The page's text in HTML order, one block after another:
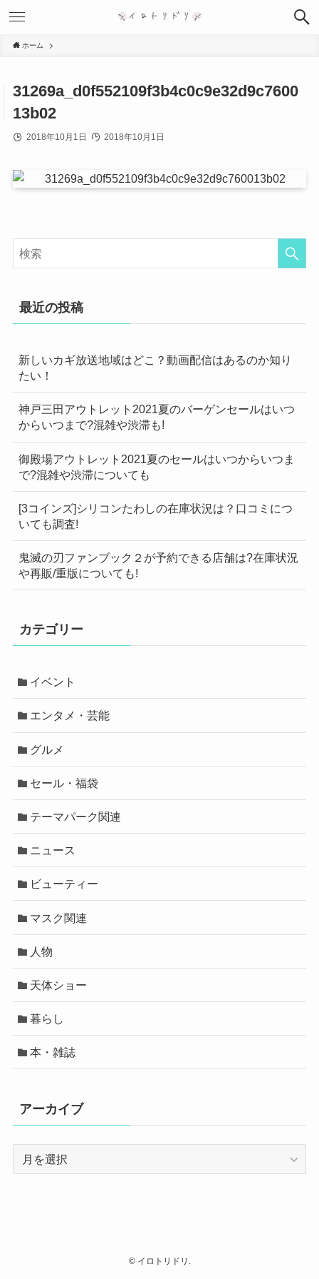
ホーム
31269a_d0f552109f3b4c0c9e32d9c7600
13b02
2018年10月1日 2018年10月1日
最近の投稿
新しいカギ放送地域はどこ？動画配信はあるのか知り
たい！
神戸三田アウトレット2021夏のバーゲンセールはいつ
からいつまで?混雑や渋滞も!
御殿場アウトレット2021夏のセールはいつからいつま
で?混雑や渋滞についても
[3コインズ]シリコンたわしの在庫状況は？口コミにつ
いても調査!
鬼滅の刃ファンブック２が予約できる店舗は?在庫状況
や再販/重版についても!
カテゴリー
イベント
エンタメ・芸能
グルメ
セール・福袋
テーマパーク関連
ニュース
ビューティー
マスク関連
人物
天体ショー
暮らし
本・雑誌
アーカイブ
©イロトリドリ.